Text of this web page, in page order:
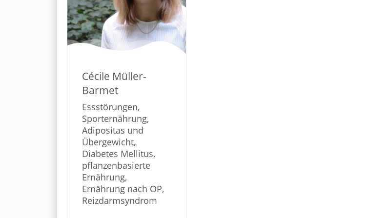
Cécile Müller-
Barmet
Essstörungen,
Sporternährung,
Adipositas und
Übergewicht,
Diabetes Mellitus,
pflanzenbasierte
Ernährung,
Ernährung nach OP,
Reizdarmsyndrom